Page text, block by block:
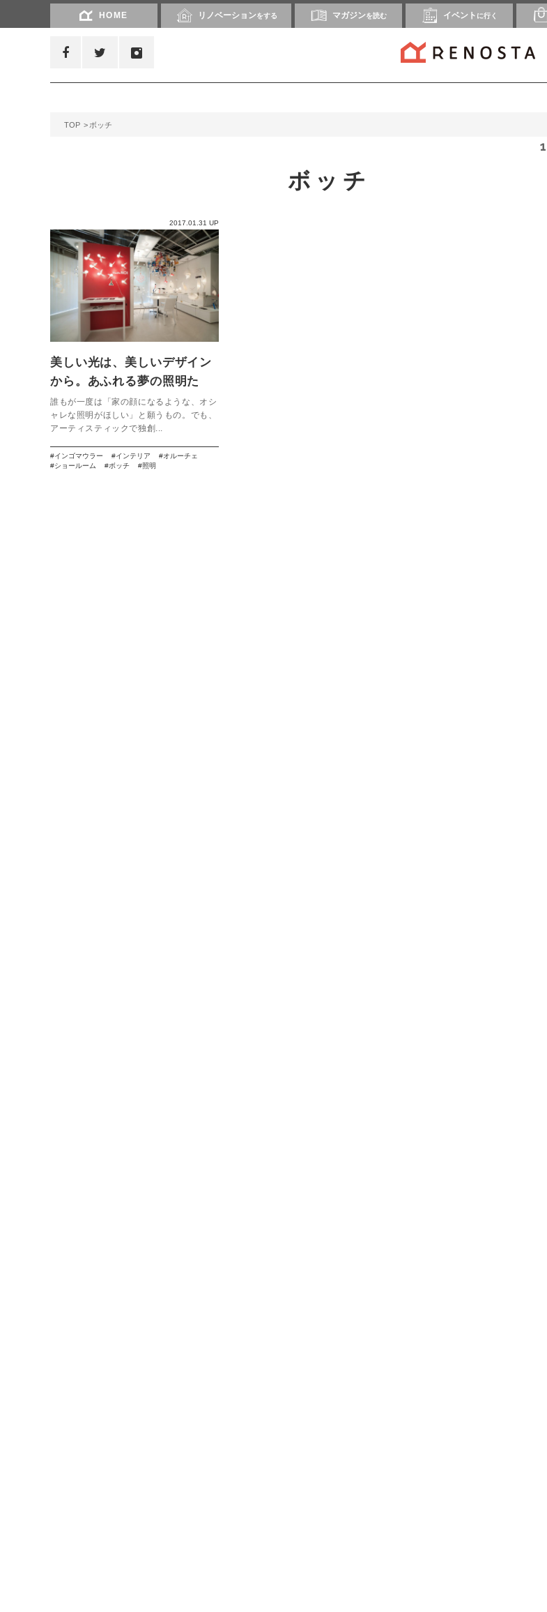
HOME リノベーションをする マガジンを読む イベント に行く
TOP ボッチ
1
ボッチ
2017.01.31 UP
美しい光は、美しいデザイン
から。あふれる夢の照明た
ち。【Studio NOI】
誰もが一度は「家の顔になるような、オシ
ャレな照明がほしい」と願うもの。でも、
アーティスティックで独創...
インゴマウラー インテリア
オルーチェ
ショールーム
ボッチ 照明